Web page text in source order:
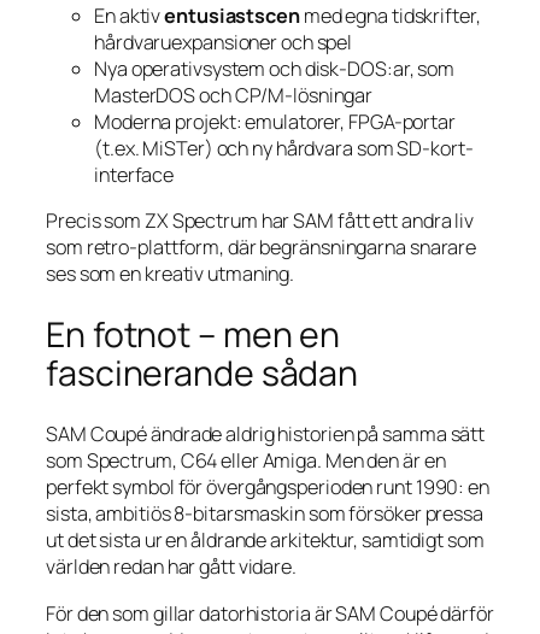
En aktiventusiastscenmed egna tidskrifter,
hårdvaru­expansioner och spel
Nya operativsystem och disk-DOS:ar, som
MasterDOS och CP/M-lösningar
Moderna projekt: emulatorer, FPGA-portar
(t.ex. MiSTer) och ny hårdvara som SD-kort-
interface
Precis som ZX Spectrum har SAM fått ett andra liv
som retro-plattform, där begränsningarna snarare
ses som en kreativ utmaning.
En fotnot – men en
fascinerande sådan
SAM Coupé ändrade aldrig historien på samma sätt
som Spectrum, C64 eller Amiga. Men den är en
perfekt symbol för övergångsperioden runt 1990: en
sista, ambitiös 8-bitarsmaskin som försöker pressa
ut det sista ur en åldrande arkitektur, samtidigt som
världen redan har gått vidare.
För den som gillar datorhistoria är SAM Coupé därför